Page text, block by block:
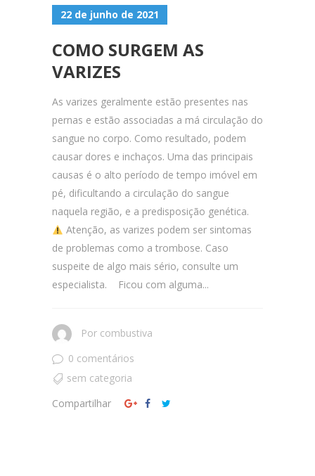
22 de junho de 2021
COMO SURGEM AS
VARIZES
As varizes geralmente estão presentes nas
pernas e estão associadas a má circulação do
sangue no corpo. Como resultado, podem
causar dores e inchaços. Uma das principais
causas é o alto período de tempo imóvel em
pé, dificultando a circulação do sangue
naquela região, e a predisposição genética.
Atenção, as varizes podem ser sintomas
de problemas como a trombose. Caso
suspeite de algo mais sério, consulte um
especialista. Ficou com alguma...
Por combustiva
0 comentários
sem categoria
Compartilhar